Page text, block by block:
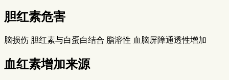
胆红素危害
脑损伤 胆红素与白蛋白结合 脂溶性 血脑屏障通透性增加
血红素增加来源